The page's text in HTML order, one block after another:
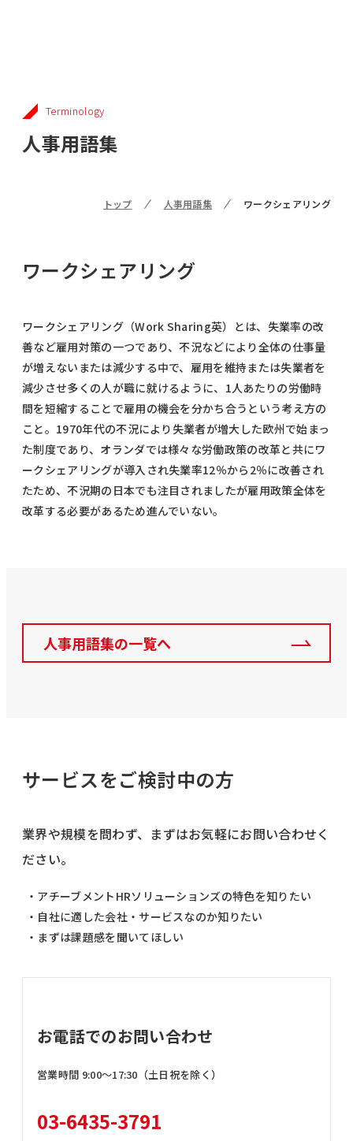
Terminology
人事用語集
トップ 人事用語集 ワークシェアリング
ワークシェアリング
ワークシェアリング（Work Sharing英）とは、失業率の改
善など雇用対策の一つであり、不況などにより全体の仕事量
が増えないまたは減少する中で、雇用を維持または失業者を
減少させ多くの人が職に就けるように、1人あたりの労働時
間を短縮することで雇用の機会を分かち合うという考え方の
こと。1970年代の不況により失業者が増大した欧州で始まっ
た制度であり、オランダでは様々な労働政策の改革と共にワ
ークシェアリングが導入され失業率12％から2％に改善され
たため、不況期の日本でも注目されましたが雇用政策全体を
改革する必要があるため進んでいない。
人事用語集の一覧へ
サービスをご検討中の方
業界や規模を問わず、まずはお気軽にお問い合わせく
ださい。
・アチーブメントHRソリューションズの特色を知りたい
・自社に適した会社・サービスなのか知りたい
・まずは課題感を聞いてほしい
お電話でのお問い合わせ
営業時間 9:00〜17:30（土日祝を除く）
03-6435-3791